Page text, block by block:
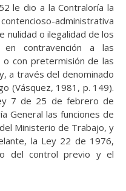
le dio a la Contraloría la
administrativa
nulidad o ilegalidad de los
contravención a las
o con pretermisión de las
a través del denominado
(Vásquez, 1981, p. 149).
7 de 25 de febrero de
General las funciones de
Ministerio de Trabajo, y
la Ley 22 de 1976,
del control previo y el